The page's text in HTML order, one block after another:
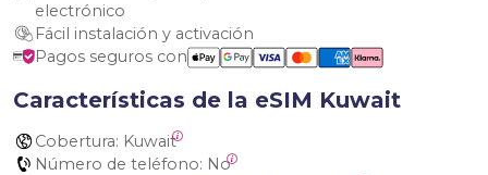
electrónico
Fácil instalación y activación
Pagos seguros con
Características de la eSIM Kuwait
Cobertura: Kuwait
Número de teléfono: No